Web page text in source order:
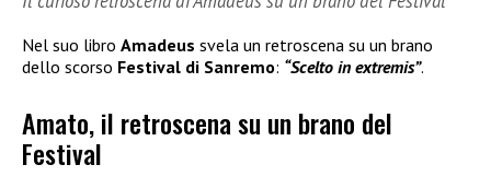
Nel suo libro Amadeus svela un retroscena su un brano
dello scorso Festival di Sanremo: “Scelto in extremis”.
Amato, il retroscena su un brano del
Festival